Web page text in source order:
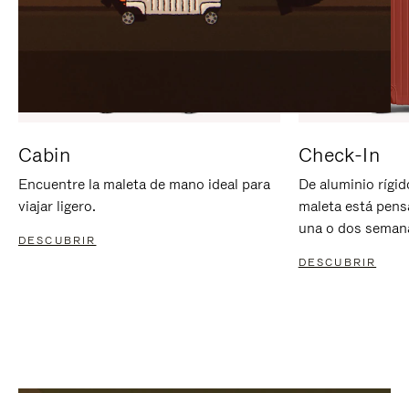
Cabin
Encuentre la maleta de mano ideal para
viajar ligero.
DESCUBRIR
Check-In
De aluminio
maleta está
una o dos
DESCUBRIR